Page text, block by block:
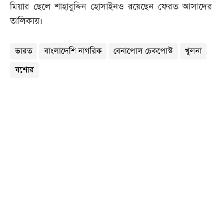
মিয়ার ছেলে শাহাবুদ্দিন হোসাইনও রয়েছেন ফেরত আসাদের
তালিকায়।
ভারত বাংলাদেশি নাগরিক বেনাপোল চেকপোস্ট
খুলনা
যশোর